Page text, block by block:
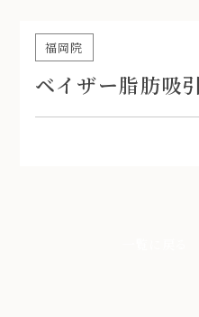
福岡院
ベイザー脂肪吸